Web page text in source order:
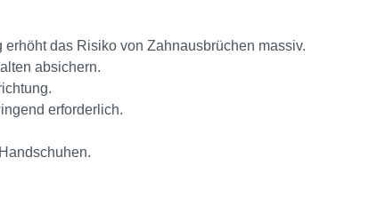
das Risiko von Zahnausbrüchen massiv.
absichern.
erforderlich.